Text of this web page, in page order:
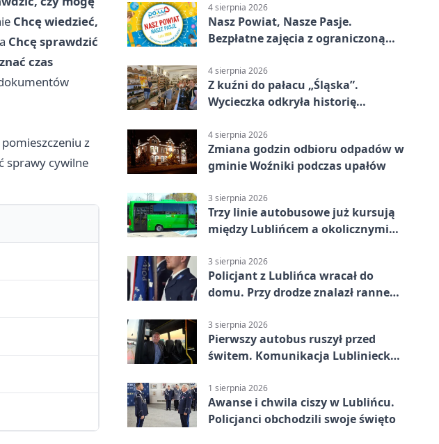
Chcę wiedzieć,
Chcę sprawdzić
czas
z
sprawy cywilne
4 sierpnia 2026
Nasz Powiat, Nasze Pasje.
Bezpłatne zajęcia z ograniczoną
4 sierpnia 2026
Z kuźni do pałacu „Śląska”.
Wycieczka odkryła historię
4 sierpnia 2026
Zmiana godzin odbioru odpadów w
gminie Woźniki podczas upałów
3 sierpnia 2026
Trzy linie autobusowe już kursują
między Lublińcem a okolicznymi
3 sierpnia 2026
Policjant z Lublińca wracał do
domu. Przy drodze znalazł rannego
3 sierpnia 2026
Pierwszy autobus ruszył przed
świtem. Komunikacja Lubliniecka
1 sierpnia 2026
Awanse i chwila ciszy w Lublińcu.
Policjanci obchodzili swoje święto